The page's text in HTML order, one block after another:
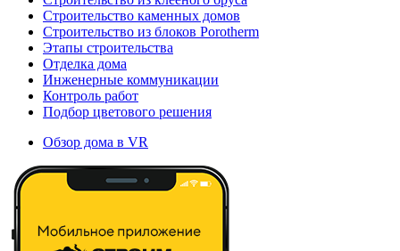
Строительство каменных домов
Строительство из блоков Porotherm
Этапы строительства
Отделка дома
Инженерные коммуникации
Контроль работ
Подбор цветового решения
Обзор дома в VR